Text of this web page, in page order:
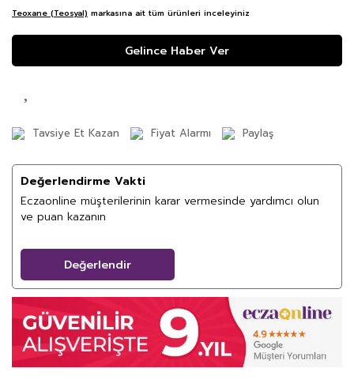
Teoxane (Teosyal) markasına ait tüm ürünleri inceleyiniz
Gelince Haber Ver
Tavsiye Et Kazan Fiyat Alarmı Paylaş
Değerlendirme Vakti
Eczaonline müşterilerinin karar vermesinde yardımcı olun
ve puan kazanın
Değerlendir